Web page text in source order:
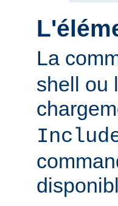
La
shell ou